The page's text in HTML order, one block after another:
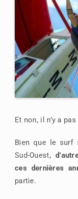
Et non, il n’y a
Bien que le surf
Sud-Ouest,
ces dernières
partie.